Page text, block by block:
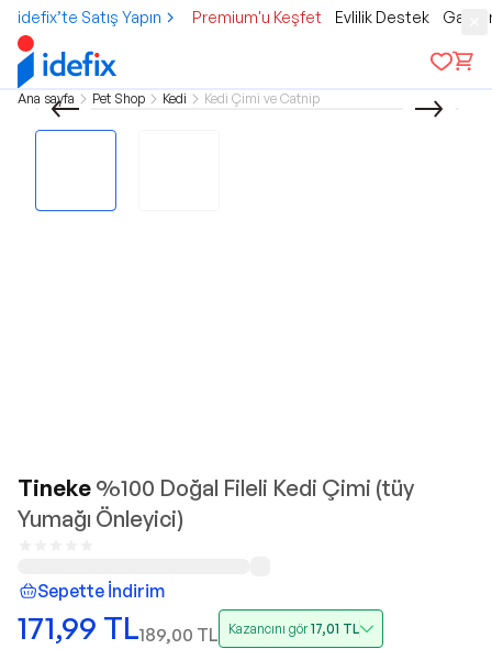
idefix’te Satış Yapın Premium'u Keşfet Evlilik Destek
Ana sayfa Pet Shop Kedi Kedi Çimi ve Catnip
Tineke %100 Doğal Fileli Kedi Çimi (tüy
Yumağı Önleyici)
Sepette İndirim
171,99 TL189,00 TL Kazancını gör17,01 TL